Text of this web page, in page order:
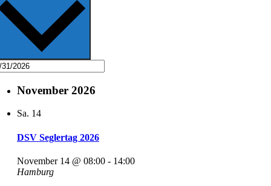
November 2026
Sa. 14
DSV Seglertag 2026
November 14 @ 08:00 - 14:00
Hamburg